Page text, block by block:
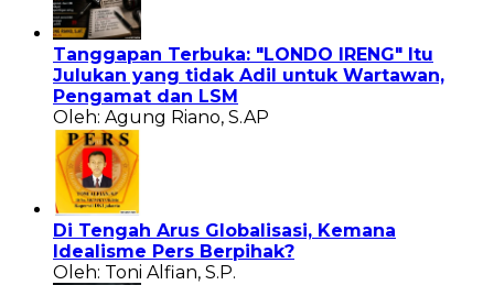
Tanggapan Terbuka: "LONDO IRENG" Itu
Julukan yang tidak Adil untuk Wartawan,
Pengamat dan LSM
Oleh: Agung Riano, S.AP
Di Tengah Arus Globalisasi, Kemana
Idealisme Pers Berpihak?
Oleh: Toni Alfian, S.P.